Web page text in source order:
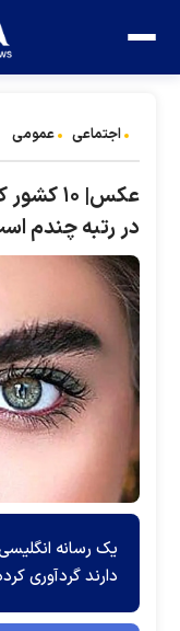
اجتماعی عمومی
عکس| ۱۰
در رتبه چندم
یک رسانه
دارند گردآوری